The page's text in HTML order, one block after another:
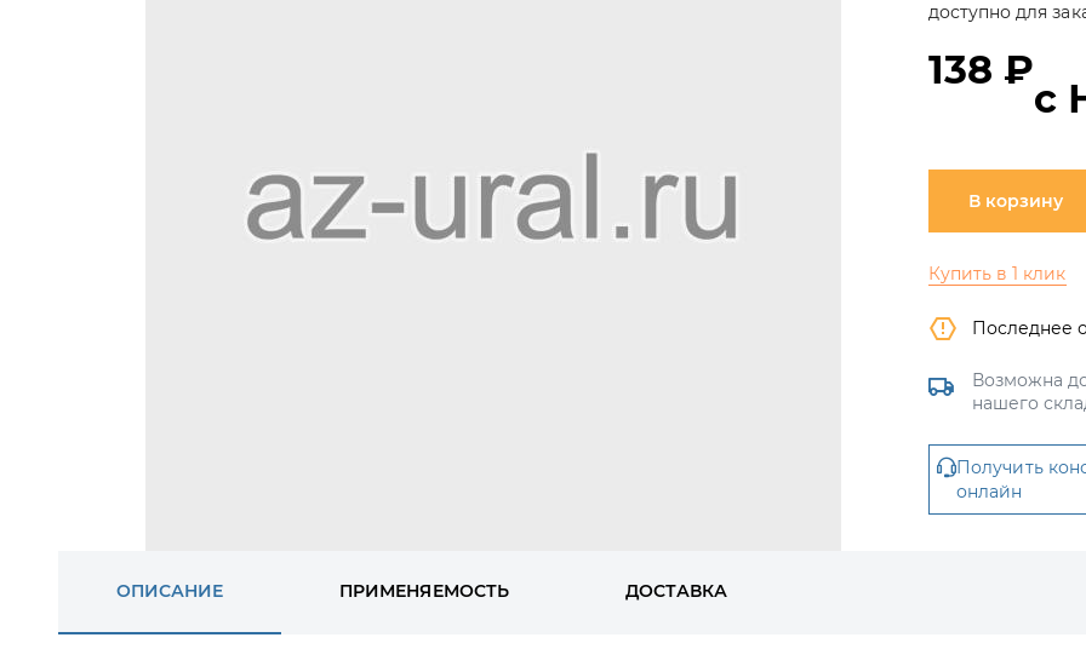
доступно для
138 ₽
с
В корзину
Купить в 1 клик
Последнее
Возможна
нашего
Получить
онлайн
ОПИСАНИЕ ПРИМЕНЯЕМОСТЬ ДОСТАВКА